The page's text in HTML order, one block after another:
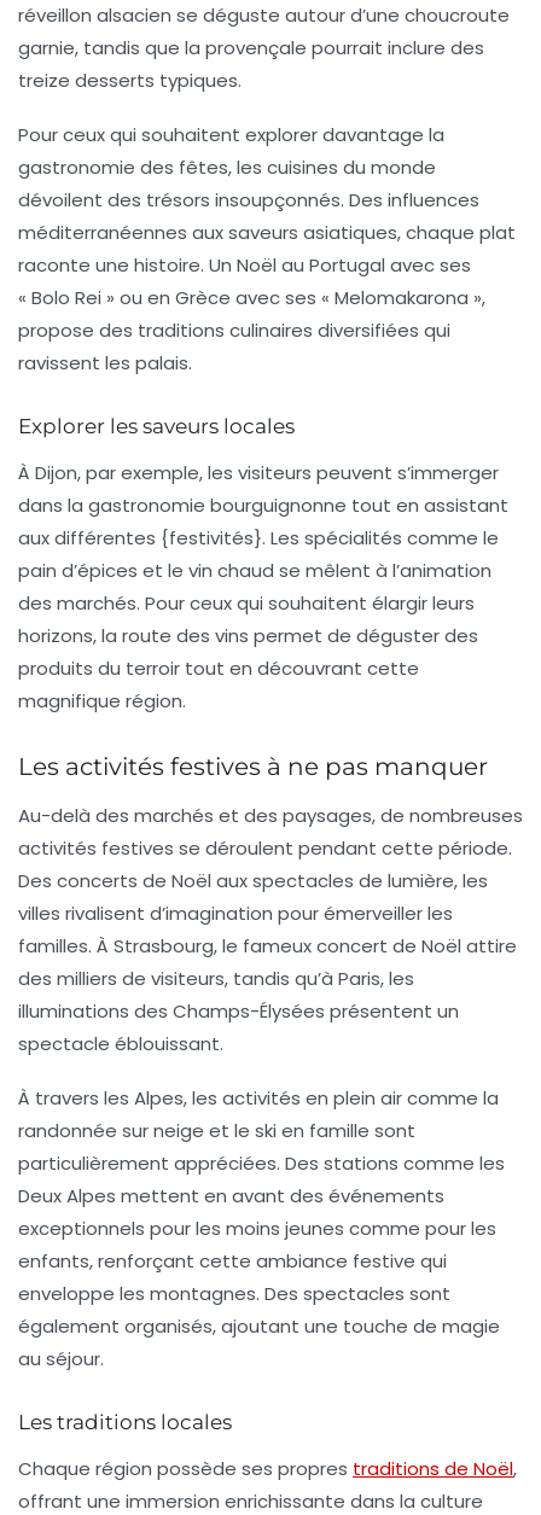
réveillon alsacien se déguste autour d’une choucroute
garnie, tandis que la provençale pourrait inclure des
treize desserts typiques.
Pour ceux qui souhaitent explorer davantage la
gastronomie des fêtes,les cuisines du monde
dévoilent des trésors insoupçonnés. Des influences
méditerranéennes aux saveurs asiatiques, chaque plat
raconte une histoire. Un Noël au Portugal avec ses
« Bolo Rei » ou en Grèce avec ses « Melomakarona »,
propose des traditions culinaires diversifiées qui
ravissent les palais.
Explorer les saveurs locales
À Dijon, par exemple, les visiteurs peuvent s’immerger
dans la gastronomie bourguignonne tout en assistant
aux différentes {festivités}. Les spécialités comme le
pain d’épices et le vin chaud se mêlent à l’animation
des marchés. Pour ceux qui souhaitent élargir leurs
horizons,la route des vins permet de déguster des
produits du terroir tout en découvrant cette
magnifique région.
Les activités festives à ne pas manquer
Au-delà des marchés et des paysages, de nombreuses
activités festives se déroulent pendant cette période.
Des concerts de Noël aux spectacles de lumière, les
villes rivalisent d’imagination pour émerveiller les
familles. À Strasbourg, le fameuxconcert de Noël attire
des milliers de visiteurs, tandis qu’à Paris, les
illuminations des Champs-Élysées présentent un
spectacle éblouissant.
À travers les Alpes, les activités en plein air comme la
randonnée sur neige et le ski en famille sont
particulièrement appréciées. Des stations comme les
Deux Alpes mettent en avant des événements
exceptionnels pour les moins jeunes comme pour les
enfants, renforçant cette ambiance festive qui
enveloppe les montagnes. Des spectacles sont
également organisés, ajoutant une touche de magie
au séjour.
Les traditions locales
Chaque région possède ses propres traditions de Noël,
offrant une immersion enrichissante dans la culture